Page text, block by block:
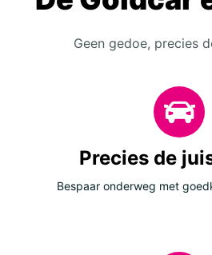
Geen gedoe, precies
Precies de
Bespaar onderweg met